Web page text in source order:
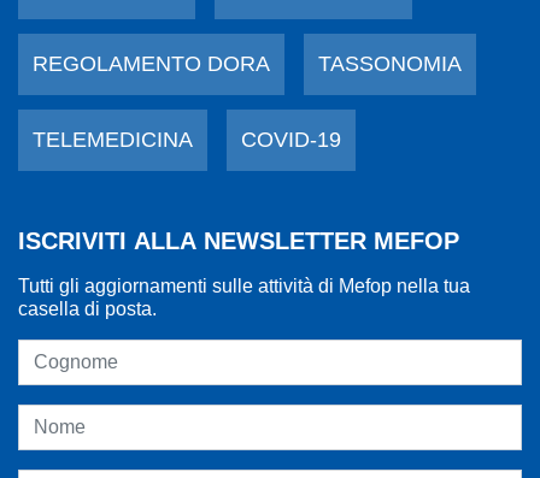
REGOLAMENTO DORA TASSONOMIA
TELEMEDICINA COVID-19
ISCRIVITI ALLA NEWSLETTER MEFOP
Tutti gli aggiornamenti sulle attività di Mefop nella tua
casella di posta.